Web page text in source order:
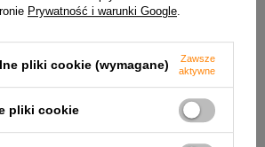
Prywatność i warunki Google.
pliki cookie (wymagane)
Zawsze
aktywne
pliki cookie